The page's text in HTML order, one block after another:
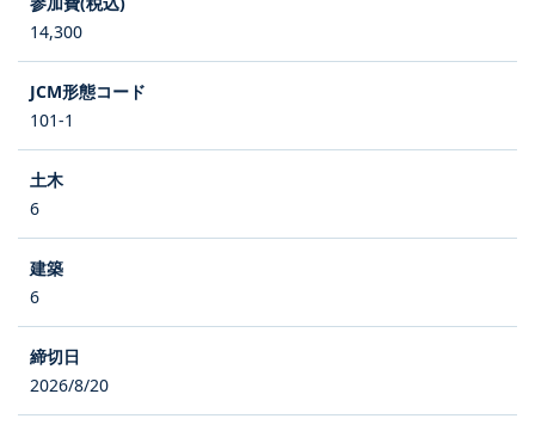
14,300
101-1
6
6
2026/8/20